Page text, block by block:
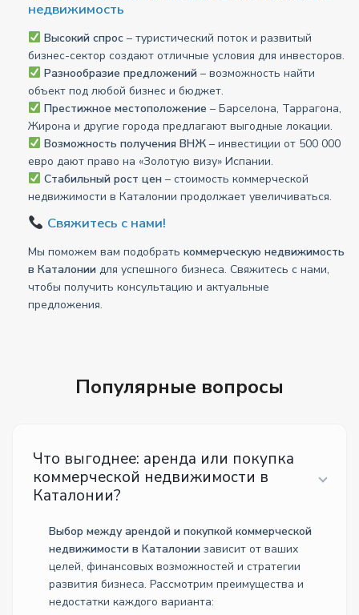
недвижимость
Высокий спрос – туристический поток и развитый
бизнес-сектор создают отличные условия для инвесторов.
Разнообразие предложений – возможность найти
объект под любой бизнес и бюджет.
Престижное местоположение – Барселона, Таррагона,
Жирона и другие города предлагают выгодные локации.
Возможность получения ВНЖ – инвестиции от 500 000
евро дают право на «Золотую визу» Испании.
Стабильный рост цен – стоимость коммерческой
недвижимости в Каталонии продолжает увеличиваться.
Свяжитесь с нами!
Мы поможем вам подобратькоммерческую недвижимость
в Каталонии для успешного бизнеса. Свяжитесь с нами,
чтобы получить консультацию и актуальные
предложения.
Популярные вопросы
Что выгоднее: аренда или покупка
коммерческой недвижимости в
Каталонии?
Выбор между арендой и покупкой коммерческой
недвижимости в Каталонии зависит от ваших
целей, финансовых возможностей и стратегии
развития бизнеса. Рассмотрим преимущества и
недостатки каждого варианта: